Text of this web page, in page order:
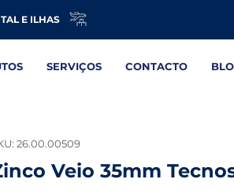
E ILHAS
SERVIÇOS CONTACTO
26.00.00509
Veio 35mm